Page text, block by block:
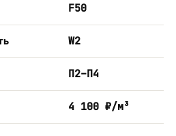
F50
W2
П2–П4
4 100 ₽/м³